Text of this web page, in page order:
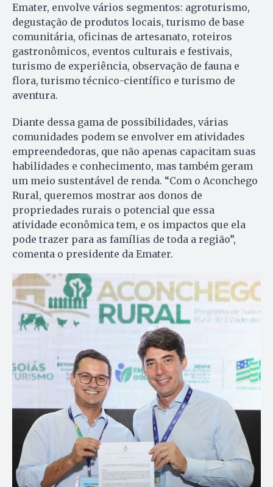
Emater, envolve vários segmentos: agroturismo,
degustação de produtos locais, turismo de base
comunitária, oficinas de artesanato, roteiros
gastronômicos, eventos culturais e festivais,
turismo de experiência, observação de fauna e
flora, turismo técnico-científico e turismo de
aventura.
Diante dessa gama de possibilidades, várias
comunidades podem se envolver em atividades
empreendedoras, que não apenas capacitam suas
habilidades e conhecimento, mas também geram
um meio sustentável de renda. “Com o Aconchego
Rural, queremos mostrar aos donos de
propriedades rurais o potencial que essa
atividade econômica tem, e os impactos que ela
pode trazer para as famílias de toda a região”,
comenta o presidente da Emater.